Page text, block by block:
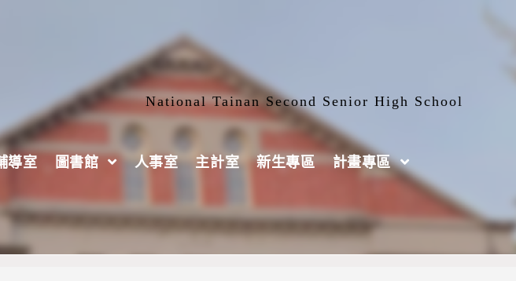
National Tainan Second Senior High School
導室 圖書館 人事室 主計室 新生專區 計畫專區